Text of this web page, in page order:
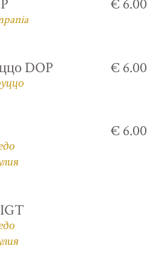
€ 6.00
DOP € 6.00
€ 6.00